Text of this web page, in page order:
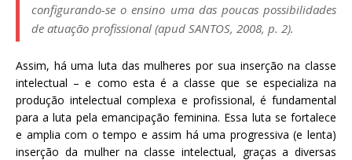
configurando-se o ensino uma das poucas possibilidades
de atuação profissional (apud SANTOS, 2008, p. 2).
Assim, há uma luta das mulheres por sua inserção na classe
intelectual – e como esta é a classe que se especializa na
produção intelectual complexa e profissional, é fundamental
para a luta pela emancipação feminina. Essa luta se fortalece
e amplia com o tempo e assim há uma progressiva (e lenta)
inserção da mulher na classe intelectual, graças a diversas